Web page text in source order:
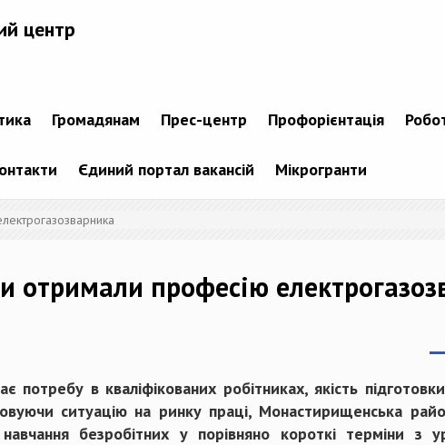
центр
Громадянам Прес-центр Профорієнтація
Єдиний портал вакансій Мікрогранти
отримали професію
потребу в кваліфікованих робітниках, якість
ситуацію на ринку праці, Монастирищенська
безробітних у порівняно короткі терміни з